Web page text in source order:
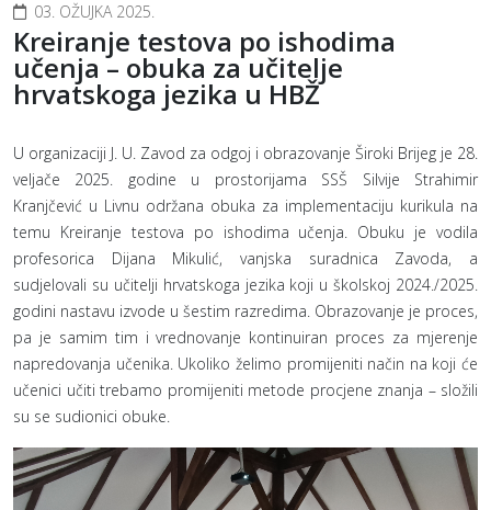
03. OŽUJKA 2025.
Kreiranje testova po ishodima
učenja – obuka za učitelje
hrvatskoga jezika u HBŽ
U organizaciji J. U. Zavod za odgoj i obrazovanje Široki Brijeg je 28.
veljače 2025. godine u prostorijama SSŠ Silvije Strahimir
Kranjčević u Livnu održana obuka za implementaciju kurikula na
temu Kreiranje testova po ishodima učenja. Obuku je vodila
profesorica Dijana Mikulić, vanjska suradnica Zavoda, a
sudjelovali su učitelji hrvatskoga jezika koji u školskoj 2024./2025.
godini nastavu izvode u šestim razredima. Obrazovanje je proces,
pa je samim tim i vrednovanje kontinuiran proces za mjerenje
napredovanja učenika. Ukoliko želimo promijeniti način na koji će
učenici učiti trebamo promijeniti metode procjene znanja – složili
su se sudionici obuke.